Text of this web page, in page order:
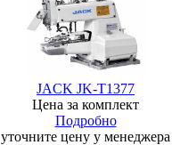
JACK JK-T1377
Цена за комплект
Подробно
уточните цену у менеджера